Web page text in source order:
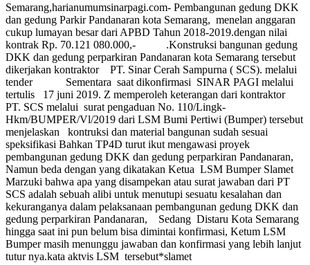
Semarang,harianumumsinarpagi.com- Pembangunan gedung DKK
dan gedung Parkir Pandanaran kota Semarang, menelan anggaran
cukup lumayan besar dari APBD Tahun 2018-2019.dengan nilai
kontrak Rp. 70.121 080.000,- .Konstruksi bangunan gedung
DKK dan gedung perparkiran Pandanaran kota Semarang tersebut
dikerjakan kontraktor PT. Sinar Cerah Sampurna ( SCS). melalui
tender Sementara saat dikonfirmasi SINAR PAGI melalui
tertulis 17 juni 2019. Z memperoleh keterangan dari kontraktor
PT. SCS melalui surat pengaduan No. 110/Lingk-
Hkm/BUMPER/Vl/2019 dari LSM Bumi Pertiwi (Bumper) tersebut
menjelaskan kontruksi dan material bangunan sudah sesuai
speksifikasi Bahkan TP4D turut ikut mengawasi proyek
pembangunan gedung DKK dan gedung perparkiran Pandanaran,
Namun beda dengan yang dikatakan Ketua LSM Bumper Slamet
Marzuki bahwa apa yang disampekan atau surat jawaban dari PT
SCS adalah sebuah alibi untuk menutupi sesuatu kesalahan dan
kekuranganya dalam pelaksanaan pembangunan gedung DKK dan
gedung perparkiran Pandanaran, Sedang Distaru Kota Semarang
hingga saat ini pun belum bisa dimintai konfirmasi, Ketum LSM
Bumper masih menunggu jawaban dan konfirmasi yang lebih lanjut
tutur nya.kata aktvis LSM tersebut*slamet